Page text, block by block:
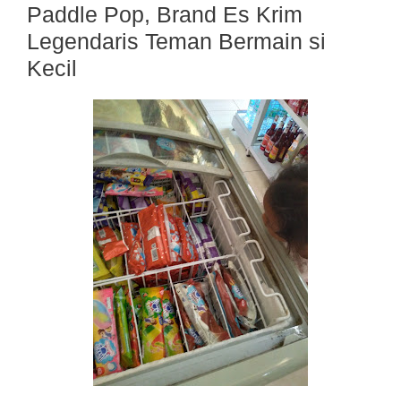
Paddle Pop, Brand Es Krim
Legendaris Teman Bermain si
Kecil